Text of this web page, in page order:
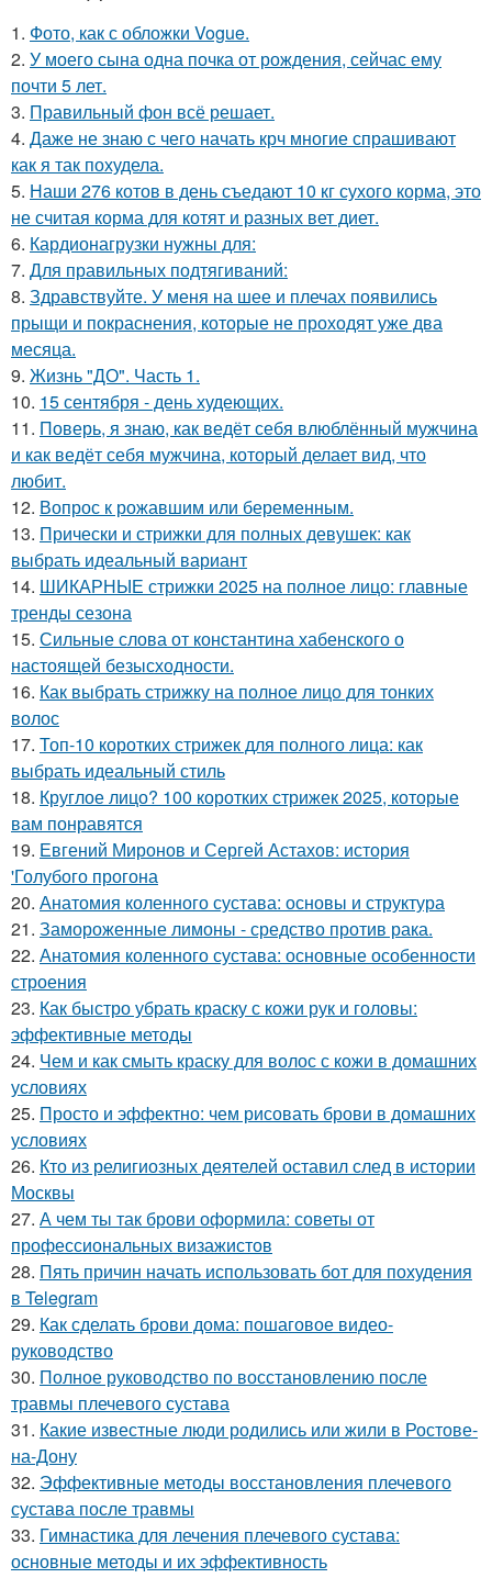
1. Фото, как с обложки Vogue.
2. У моего сына одна почка от рождения, сейчас ему
почти 5 лет.
3. Правильный фон всё решает.
4. Даже не знаю с чего начать крч многие спрашивают
как я так похудела.
5. Наши 276 котов в день съедают 10 кг сухого корма, это
не считая корма для котят и разных вет диет.
6. Кардионагрузки нужны для:
7. Для правильных подтягиваний:
8. Здравствуйте. У меня на шее и плечах появились
прыщи и покраснения, которые не проходят уже два
месяца.
9. Жизнь "ДО". Часть 1.
10. 15 сентября - день худеющих.
11. Поверь, я знаю, как ведёт себя влюблённый мужчина
и как ведёт себя мужчина, который делает вид, что
любит.
12. Вопрос к рожавшим или беременным.
13. Прически и стрижки для полных девушек: как
выбрать идеальный вариант
14. ШИКАРНЫЕ стрижки 2025 на полное лицо: главные
тренды сезона
15. Сильные слова от константина хабенского о
настоящей безысходности.
16. Как выбрать стрижку на полное лицо для тонких
волос
17. Топ-10 коротких стрижек для полного лица: как
выбрать идеальный стиль
18. Круглое лицо? 100 коротких стрижек 2025, которые
вам понравятся
19. Евгений Миронов и Сергей Астахов: история
'Голубого прогона
20. Анатомия коленного сустава: основы и структура
21. Замороженные лимоны - средство против рака.
22. Анатомия коленного сустава: основные особенности
строения
23. Как быстро убрать краску с кожи рук и головы:
эффективные методы
24. Чем и как смыть краску для волос с кожи в домашних
условиях
25. Просто и эффектно: чем рисовать брови в домашних
условиях
26. Кто из религиозных деятелей оставил след в истории
Москвы
27. А чем ты так брови оформила: советы от
профессиональных визажистов
28. Пять причин начать использовать бот для похудения
в Telegram
29. Как сделать брови дома: пошаговое видео-
руководство
30. Полное руководство по восстановлению после
травмы плечевого сустава
31. Какие известные люди родились или жили в Ростове-
на-Дону
32. Эффективные методы восстановления плечевого
сустава после травмы
33. Гимнастика для лечения плечевого сустава:
основные методы и их эффективность